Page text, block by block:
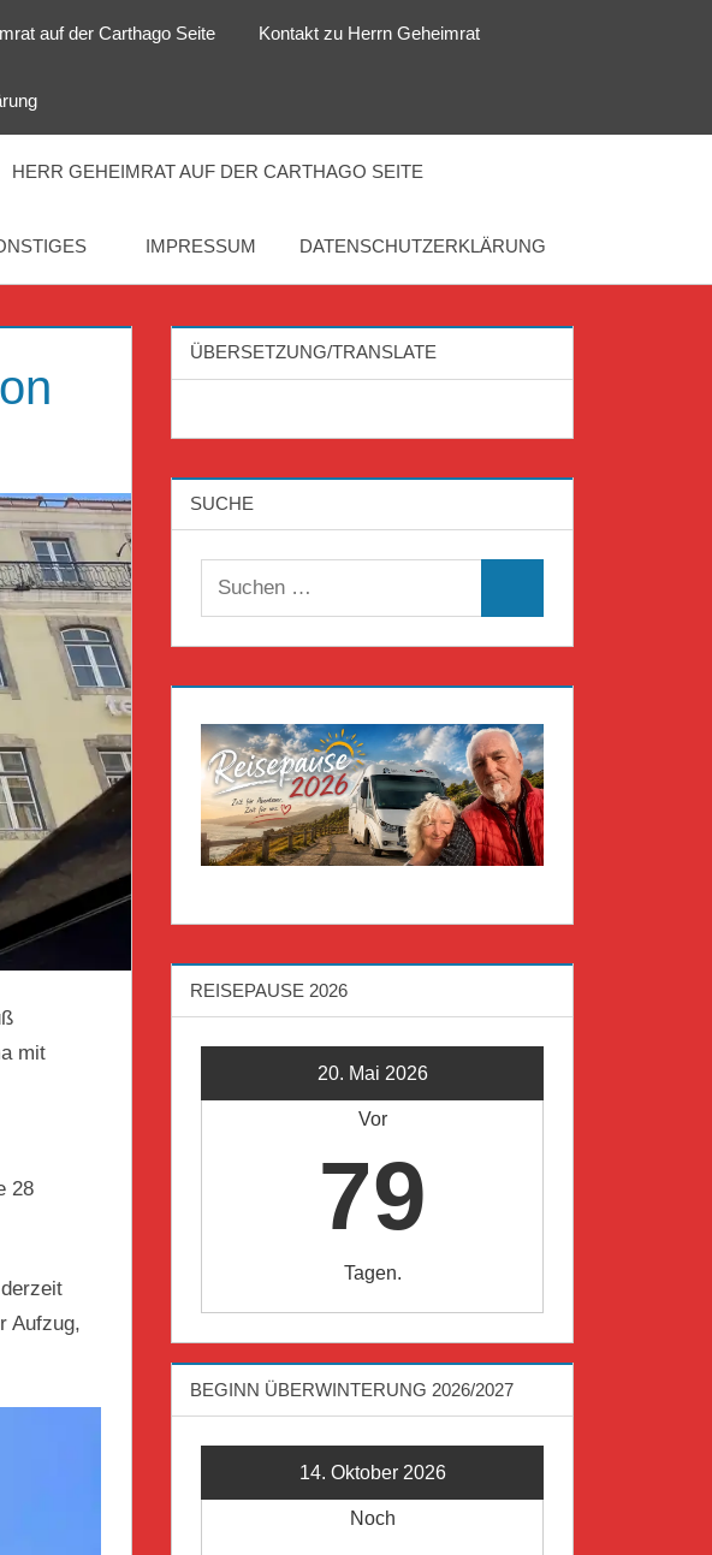
auf der Carthago Seite Kontakt zu Herrn Geheimrat
HERR GEHEIMRAT AUF DER CARTHAGO SEITE
IMPRESSUM DATENSCHUTZERKLÄRUNG
mit
28
Aufzug,
ÜBERSETZUNG/TRANSLATE
SUCHE
REISEPAUSE 2026
20. Mai 2026
Vor
79
Tagen.
BEGINN ÜBERWINTERUNG 2026/2027
14. Oktober 2026
Noch